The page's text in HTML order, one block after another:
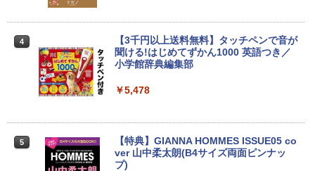
3
【★最大100%ポイント】【第4世代 Cor
ei7】富士通 LIFEBOOK/Core i7/メモリ:
8GB/16GB/SSD:256GB/512GB/1TB/15.
パソコン/中古ノートパソコン/中古ノート
￥24,999
型/1920×1080/3辺フレームレス]
￥12,280
イ100Hz FHD 1080P VGA ブルーライト
軽減 フリッカーフリー VESA対応 フレー
ムレス HDMI1.4／DP／VGAコントラス
4
【3千円以上送料無料】タッチペンで音が
聞ける!はじめてずかん1000 英語つき／
小学館辞典編集部
￥5,478
5
【特典】GIANNA HOMMES ISSUE05 co
ver 山中柔太朗(B4サイズ両面ピンナッ
プ)